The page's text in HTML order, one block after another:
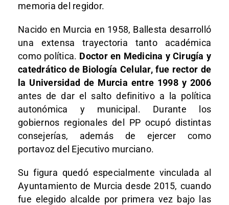
memoria del regidor.
Nacido en Murcia en 1958, Ballesta desarrolló
una extensa trayectoria tanto académica
como política. Doctor en Medicina y Cirugía y
catedrático de Biología Celular, fue rector de
la Universidad de Murcia entre 1998 y 2006
antes de dar el salto definitivo a la política
autonómica y municipal. Durante los
gobiernos regionales del PP ocupó distintas
consejerías, además de ejercer como
portavoz del Ejecutivo murciano.
Su figura quedó especialmente vinculada al
Ayuntamiento de Murcia desde 2015, cuando
fue elegido alcalde por primera vez bajo las